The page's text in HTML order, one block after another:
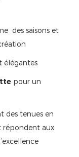
des saisons et
élégantes
pour un
des tenues en
répondent aux